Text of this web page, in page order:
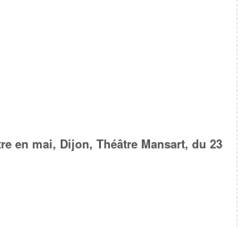
en mai, Dijon, Théâtre Mansart, du 23